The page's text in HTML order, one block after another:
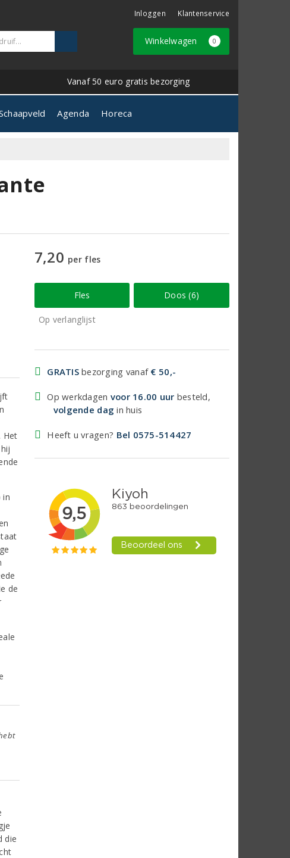
Inloggen Klantenservice
Winkelwagen 0
Vanaf 50 euro gratis bezorging
Agenda Horeca
Het
in
de
die
7,20 per fles
Fles Doos (6)
Op verlanglijst
GRATISbezorging vanaf € 50,-
Op werkdagen voor 16.00 uur besteld,
volgende dag in huis
Heeft u vragen? Bel 0575-514427